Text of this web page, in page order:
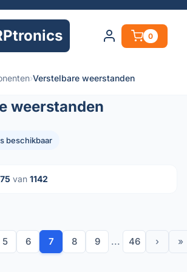
0
›Verstelbare weerstanden
weerstanden
beschikbaar
van 1142
5 6 7 8 9 ... 46 › »